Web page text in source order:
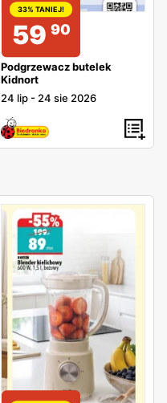
33% TANIEJ!
59 90
Podgrzewacz butelek
Kidnort
24 lip - 24 sie 2026